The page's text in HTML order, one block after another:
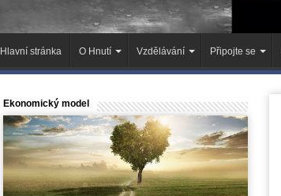
Hlavní stránka O Hnutí Vzdělávání Připojte se
Ekonomický model